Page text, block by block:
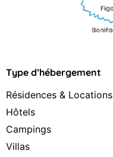
Type d’hébergement
Résidences & Locations
Hôtels
Campings
Villas